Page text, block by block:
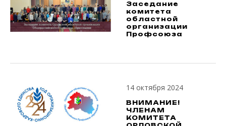
Заседание
комитета
областной
организации
Профсоюза
14 октября 2024
ВНИМАНИЕ!
ЧЛЕНАМ
КОМИТЕТА